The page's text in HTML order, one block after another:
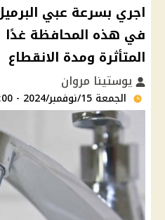
اجري بسرعة عبي
في هذه المحافظة
المتأثرة ومدة الانقطاع
يوستينا مروان
الجمعة 15/نوفمبر/2024 - 10:00 م